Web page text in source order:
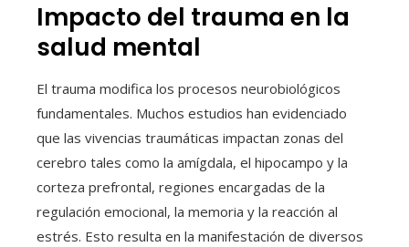
Impacto del trauma en la
salud mental
El trauma modifica los procesos neurobiológicos
fundamentales. Muchos estudios han evidenciado
que las vivencias traumáticas impactan zonas del
cerebro tales como la amígdala, el hipocampo y la
corteza prefrontal, regiones encargadas de la
regulación emocional, la memoria y la reacción al
estrés. Esto resulta en la manifestación de diversos